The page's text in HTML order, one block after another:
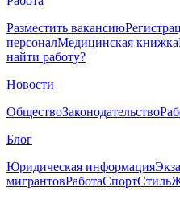
Разместить вакансию
персоналМедицинская книжка
найти работу?
Новости
ОбществоЗаконодательство
Блог
Юридическая информация
мигрантовРаботаСпортСтиль